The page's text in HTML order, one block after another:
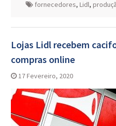
fornecedores, Lidl,
Lojas Lidl recebem
compras online
17 Fevereiro, 2020